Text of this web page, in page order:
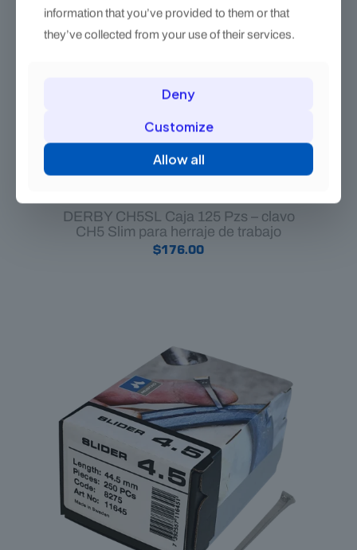
DERBY CH5SL Caja 125 Pzs – clavo
CH5 Slim para herraje de trabajo
$176.00
information that you’ve provided to them or that
they’ve collected from your use of their services.
Deny
Customize
Allow all